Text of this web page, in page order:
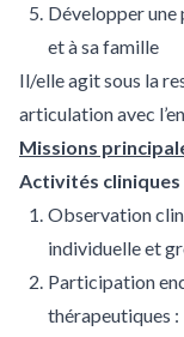
Développer une
et à sa famille
Il/elle agit sous la
articulation avec
Missions
Activités cliniques
Observation
individuelle et
Participation
thérapeutiques :